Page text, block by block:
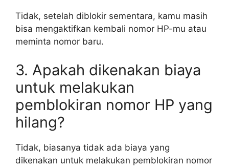
Tidak, setelah diblokir sementara, kamu masih
bisa mengaktifkan kembali nomor HP-mu atau
meminta nomor baru.
3. Apakah dikenakan biaya
untuk melakukan
pemblokiran nomor HP yang
hilang?
Tidak, biasanya tidak ada biaya yang
dikenakan untuk melakukan pemblokiran nomor